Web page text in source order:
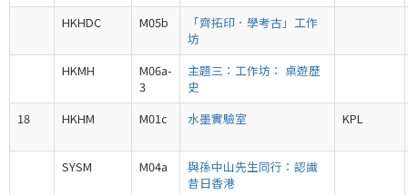
HKHDC
M05b
「齊拓印．學考古」工作
坊
HKMH
M06a-
3
主題三：工作坊： 桌遊歷
史
18
HKHM M01c 水墨實驗室 KPL
SYSM M04a
與孫中山先生同行：認識
昔日香港